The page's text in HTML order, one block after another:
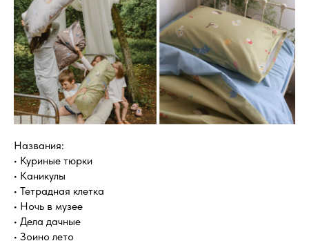
Названия:
• Куриные тюрки
• Каникулы
• Тетрадная клетка
• Ночь в музее
• Дела дачные
• Зоино лето